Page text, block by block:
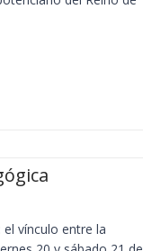
vínculo entre la